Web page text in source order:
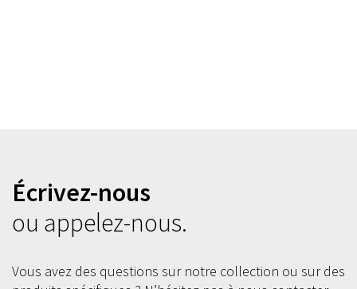
Écrivez-nous
ou appelez-nous.
Vous avez des questions sur notre collection ou sur des